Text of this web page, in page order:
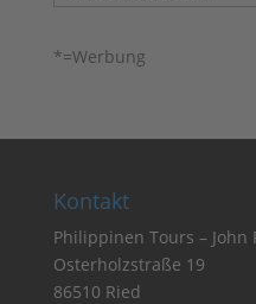
*=Werbung
Kontakt
Philippinen Tours – John
Osterholzstraße 19
86510 Ried